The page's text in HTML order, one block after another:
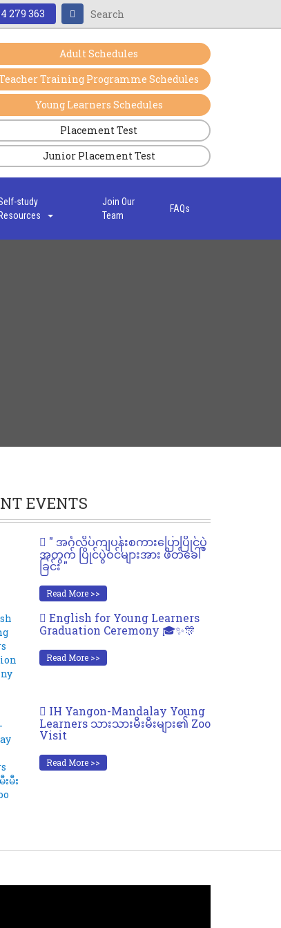
279 363
Adult Schedules
Training Programme Schedules
Young Learners Schedules
Placement Test
Junior Placement Test
study
Resources
Join Our
Team
FAQs
EVENTS
" အင်္ဂလိပ်ကျပန်းစကားပြောပြိုင်ပွဲ
အတွက် ပြိုင်ပွဲဝင်များအား ဖိတ်ခေါ်
ခြင်း "
Read More >>
English for Young Learners
Graduation Ceremony 🎓✨🎊
Read More >>
IH Yangon-Mandalay Young
Learners သားသားမီးမီးများ၏ Zoo
Visit
Read More >>